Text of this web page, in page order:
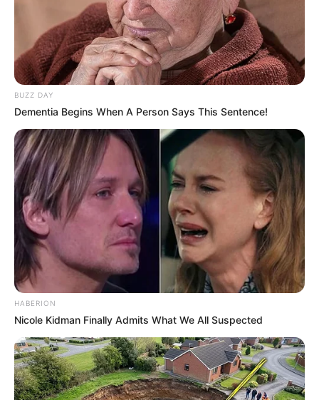
Serem! 9 Chat Ojek Online &
Pelanggan Ini Bikin Auto
Merinding
BUZZ DAY
Dementia Begins When A Person Says This Sentence!
HABERION
Nicole Kidman Finally Admits What We All Suspected